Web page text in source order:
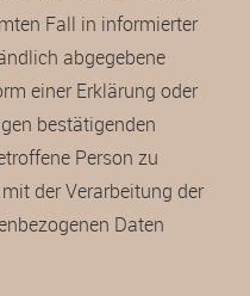
Fall in informierter
abgegebene
einer Erklärung oder
bestätigenden
Person zu
der Verarbeitung der
Daten